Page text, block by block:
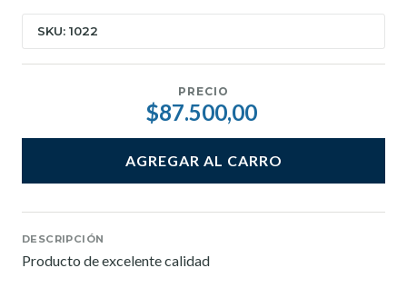
SKU: 1022
PRECIO
$87.500,00
AGREGAR AL CARRO
DESCRIPCIÓN
Producto de excelente calidad